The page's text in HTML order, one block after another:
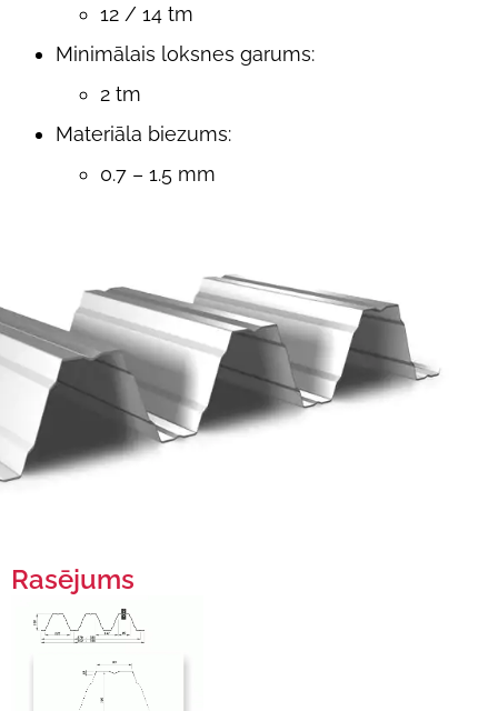
12 / 14 tm
Minimālais loksnes garums:
2 tm
Materiāla biezums:
0.7 – 1.5 mm
Rasējums